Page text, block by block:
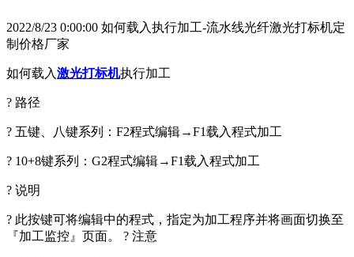
2022/8/23 0:00:00 如何载入执行加工-流水线光纤激光打标机定
制价格厂家
如何载入激光打标机执行加工
? 路径
? 五键、八键系列：F2程式编辑→F1载入程式加工
? 10+8键系列：G2程式编辑→F1载入程式加工
? 说明
? 此按键可将编辑中的程式，指定为加工程序并将画面切换至
『加工监控』页面。 ? 注意